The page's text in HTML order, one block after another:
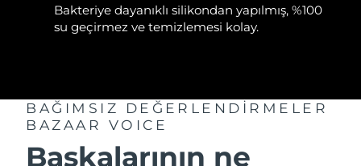
Bakteriye dayanıklı silikondan yapılmış, %100
su geçirmez ve temizlemesi kolay.
BAĞIMSIZ DEĞERLENDİRMELER
BAZAAR VOICE
Başkalarının ne